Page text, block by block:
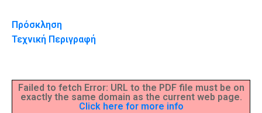
Πρόσκληση
Τεχνική Περιγραφή
Failed to fetch Error: URL to the PDF file must be on
exactly the same domain as the current web page.
Click here for more info